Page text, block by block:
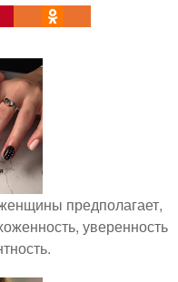
предполагает,
уверенность